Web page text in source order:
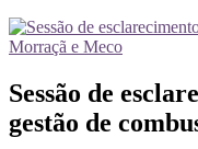
Sessão de
gestão de